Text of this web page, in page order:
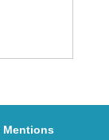
Mentions